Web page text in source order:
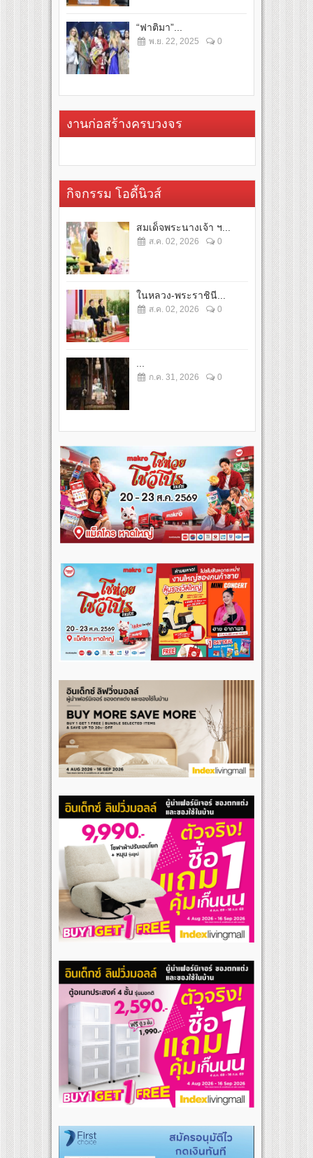
“ฟาติมา”...
พ.ย. 22, 2025 0
งานก่อสร้างครบวงจร
กิจกรรม โอดี้นิวส์
สมเด็จพระนางเจ้า ฯ...
ส.ค. 02, 2026 0
ในหลวง-พระราชินี...
ส.ค. 02, 2026 0
ก.ค. 31, 2026 0